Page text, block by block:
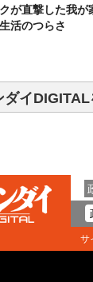
が直撃した我が
活のつらさ
ダイDIGITAL
サ